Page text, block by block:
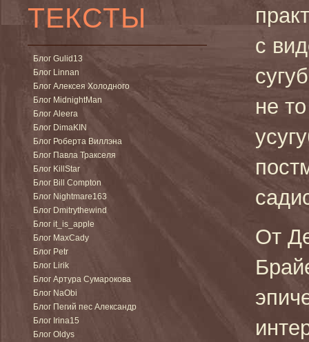
ТЕКСТЫ
Блог Gulid13
Блог Linnan
Блог Алексея Холодного
Блог MidnightMan
Блог Aleera
Блог DimaKIN
Блог Роберта Виллэна
Блог Павла Тракселя
Блог KillStar
Блог Bill Compton
Блог Nightmare163
Блог Dmitrythewind
Блог it_is_apple
Блог MaxCady
Блог Petr
Блог Lirik
Блог Артура Сумарокова
Блог NaObi
Блог Пегий пес Александр
Блог Irina15
Блог Oldys
с
не
От